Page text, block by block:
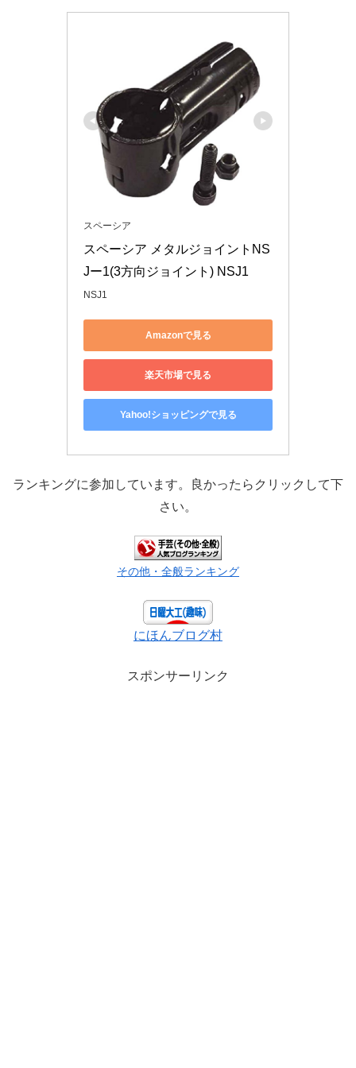
スペーシア
スペーシア メタルジョイントNS
Jー1(3方向ジョイント) NSJ1
NSJ1
Amazonで見る
楽天市場で見る
Yahoo!ショッピングで見る
ランキングに参加しています。良かったらクリックして下
さい。
その他・全般ランキング
にほんブログ村
スポンサーリンク